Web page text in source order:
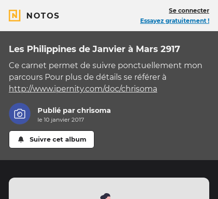
NOTOS
Se connecter
Essayez gratuitement !
Les Philippines de Janvier à Mars 2917
Ce carnet permet de suivre ponctuellement mon
parcours Pour plus de détails se référer à
http://www.ipernity.com/doc/chrisoma
Publié parchrisoma
le 10 janvier 2017
Suivre cet album